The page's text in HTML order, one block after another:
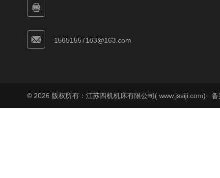
15651557183@163.com
© 2026 版权所有：江苏四机机床有限公司( www.jssiji.com) 备